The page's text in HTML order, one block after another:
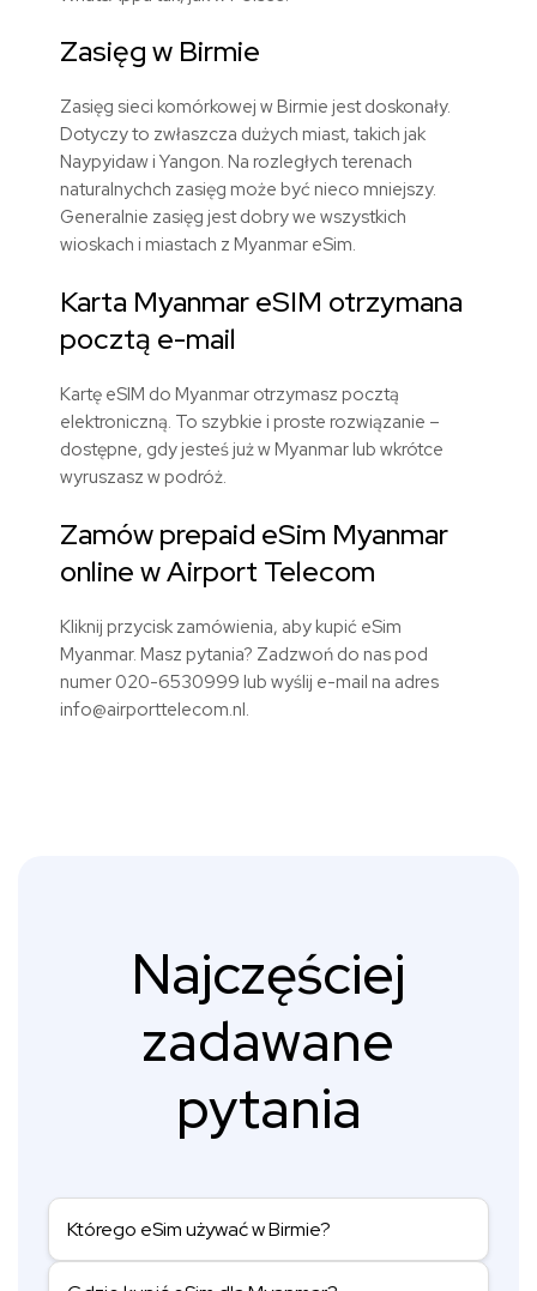
Zasięg w Birmie
Zasięg sieci komórkowej w Birmie jest doskonały.
Dotyczy to zwłaszcza dużych miast, takich jak
Naypyidaw i Yangon. Na rozległych terenach
naturalnychch zasięg może być nieco mniejszy.
Generalnie zasięg jest dobry we wszystkich
wioskach i miastach z Myanmar eSim.
Karta Myanmar eSIM otrzymana
pocztą e-mail
Kartę eSIM do Myanmar otrzymasz pocztą
elektroniczną. To szybkie i proste rozwiązanie –
dostępne, gdy jesteś już w Myanmar lub wkrótce
wyruszasz w podróż.
Zamów prepaid eSim Myanmar
online w Airport Telecom
Kliknij przycisk zamówienia, aby kupić eSim
Myanmar. Masz pytania? Zadzwoń do nas pod
numer 020-6530999 lub wyślij e-mail na adres
info@airporttelecom.nl.
Najczęściej
zadawane
pytania
Którego eSim używać w Birmie?